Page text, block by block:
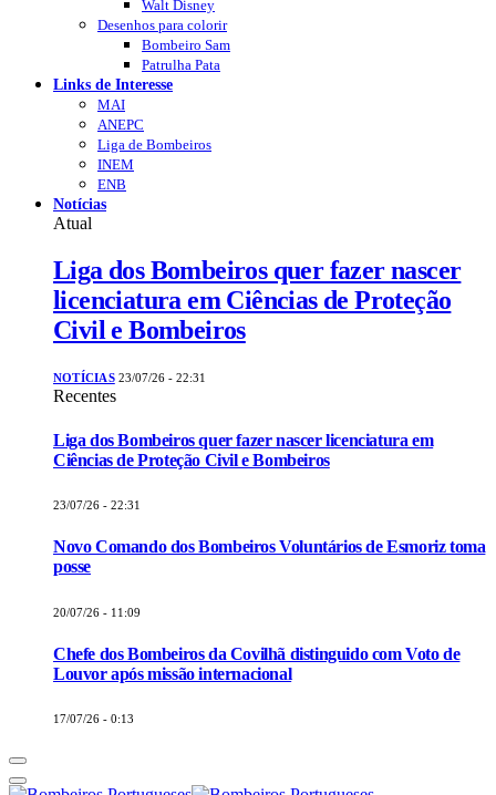
Walt Disney
Desenhos para colorir
Bombeiro Sam
Patrulha Pata
Links de Interesse
MAI
ANEPC
Liga de Bombeiros
INEM
ENB
Notícias
Atual
Liga dos Bombeiros quer fazer nascer
licenciatura em Ciências de Proteção
Civil e Bombeiros
NOTÍCIAS 23/07/26 - 22:31
Recentes
Liga dos Bombeiros quer fazer nascer licenciatura em
Ciências de Proteção Civil e Bombeiros
23/07/26 - 22:31
Novo Comando dos Bombeiros Voluntários de Esmoriz toma
posse
20/07/26 - 11:09
Chefe dos Bombeiros da Covilhã distinguido com Voto de
Louvor após missão internacional
17/07/26 - 0:13